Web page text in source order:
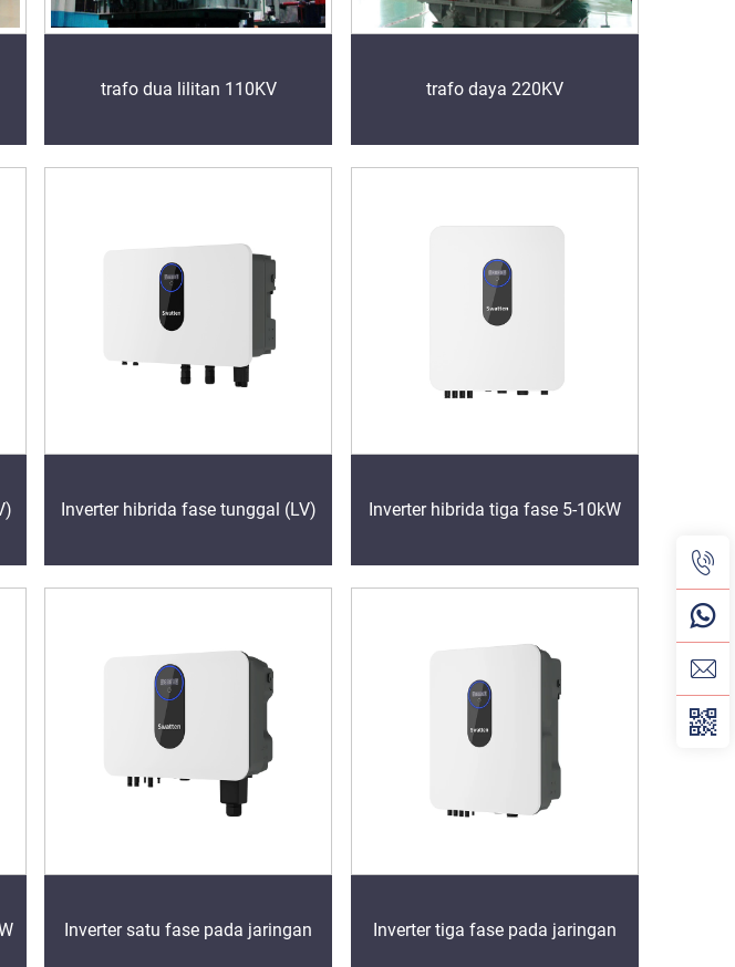
trafo dua lilitan 110KV trafo daya 220KV
Inverter hibrida fase tunggal (LV) Inverter hibrida tiga fase 5-10kW
Inverter satu fase pada jaringan Inverter tiga fase pada jaringan